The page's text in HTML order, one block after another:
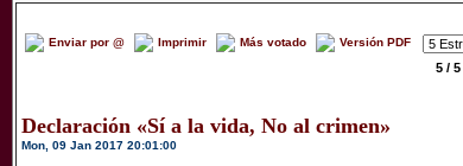
Enviar por @ Imprimir Más votado Versión PDF
5 / 5
Declaración «Sí a la vida, No al crimen»
Mon, 09 Jan 2017 20:01:00